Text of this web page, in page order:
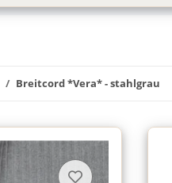
Breitcord *Vera* - stahlgrau